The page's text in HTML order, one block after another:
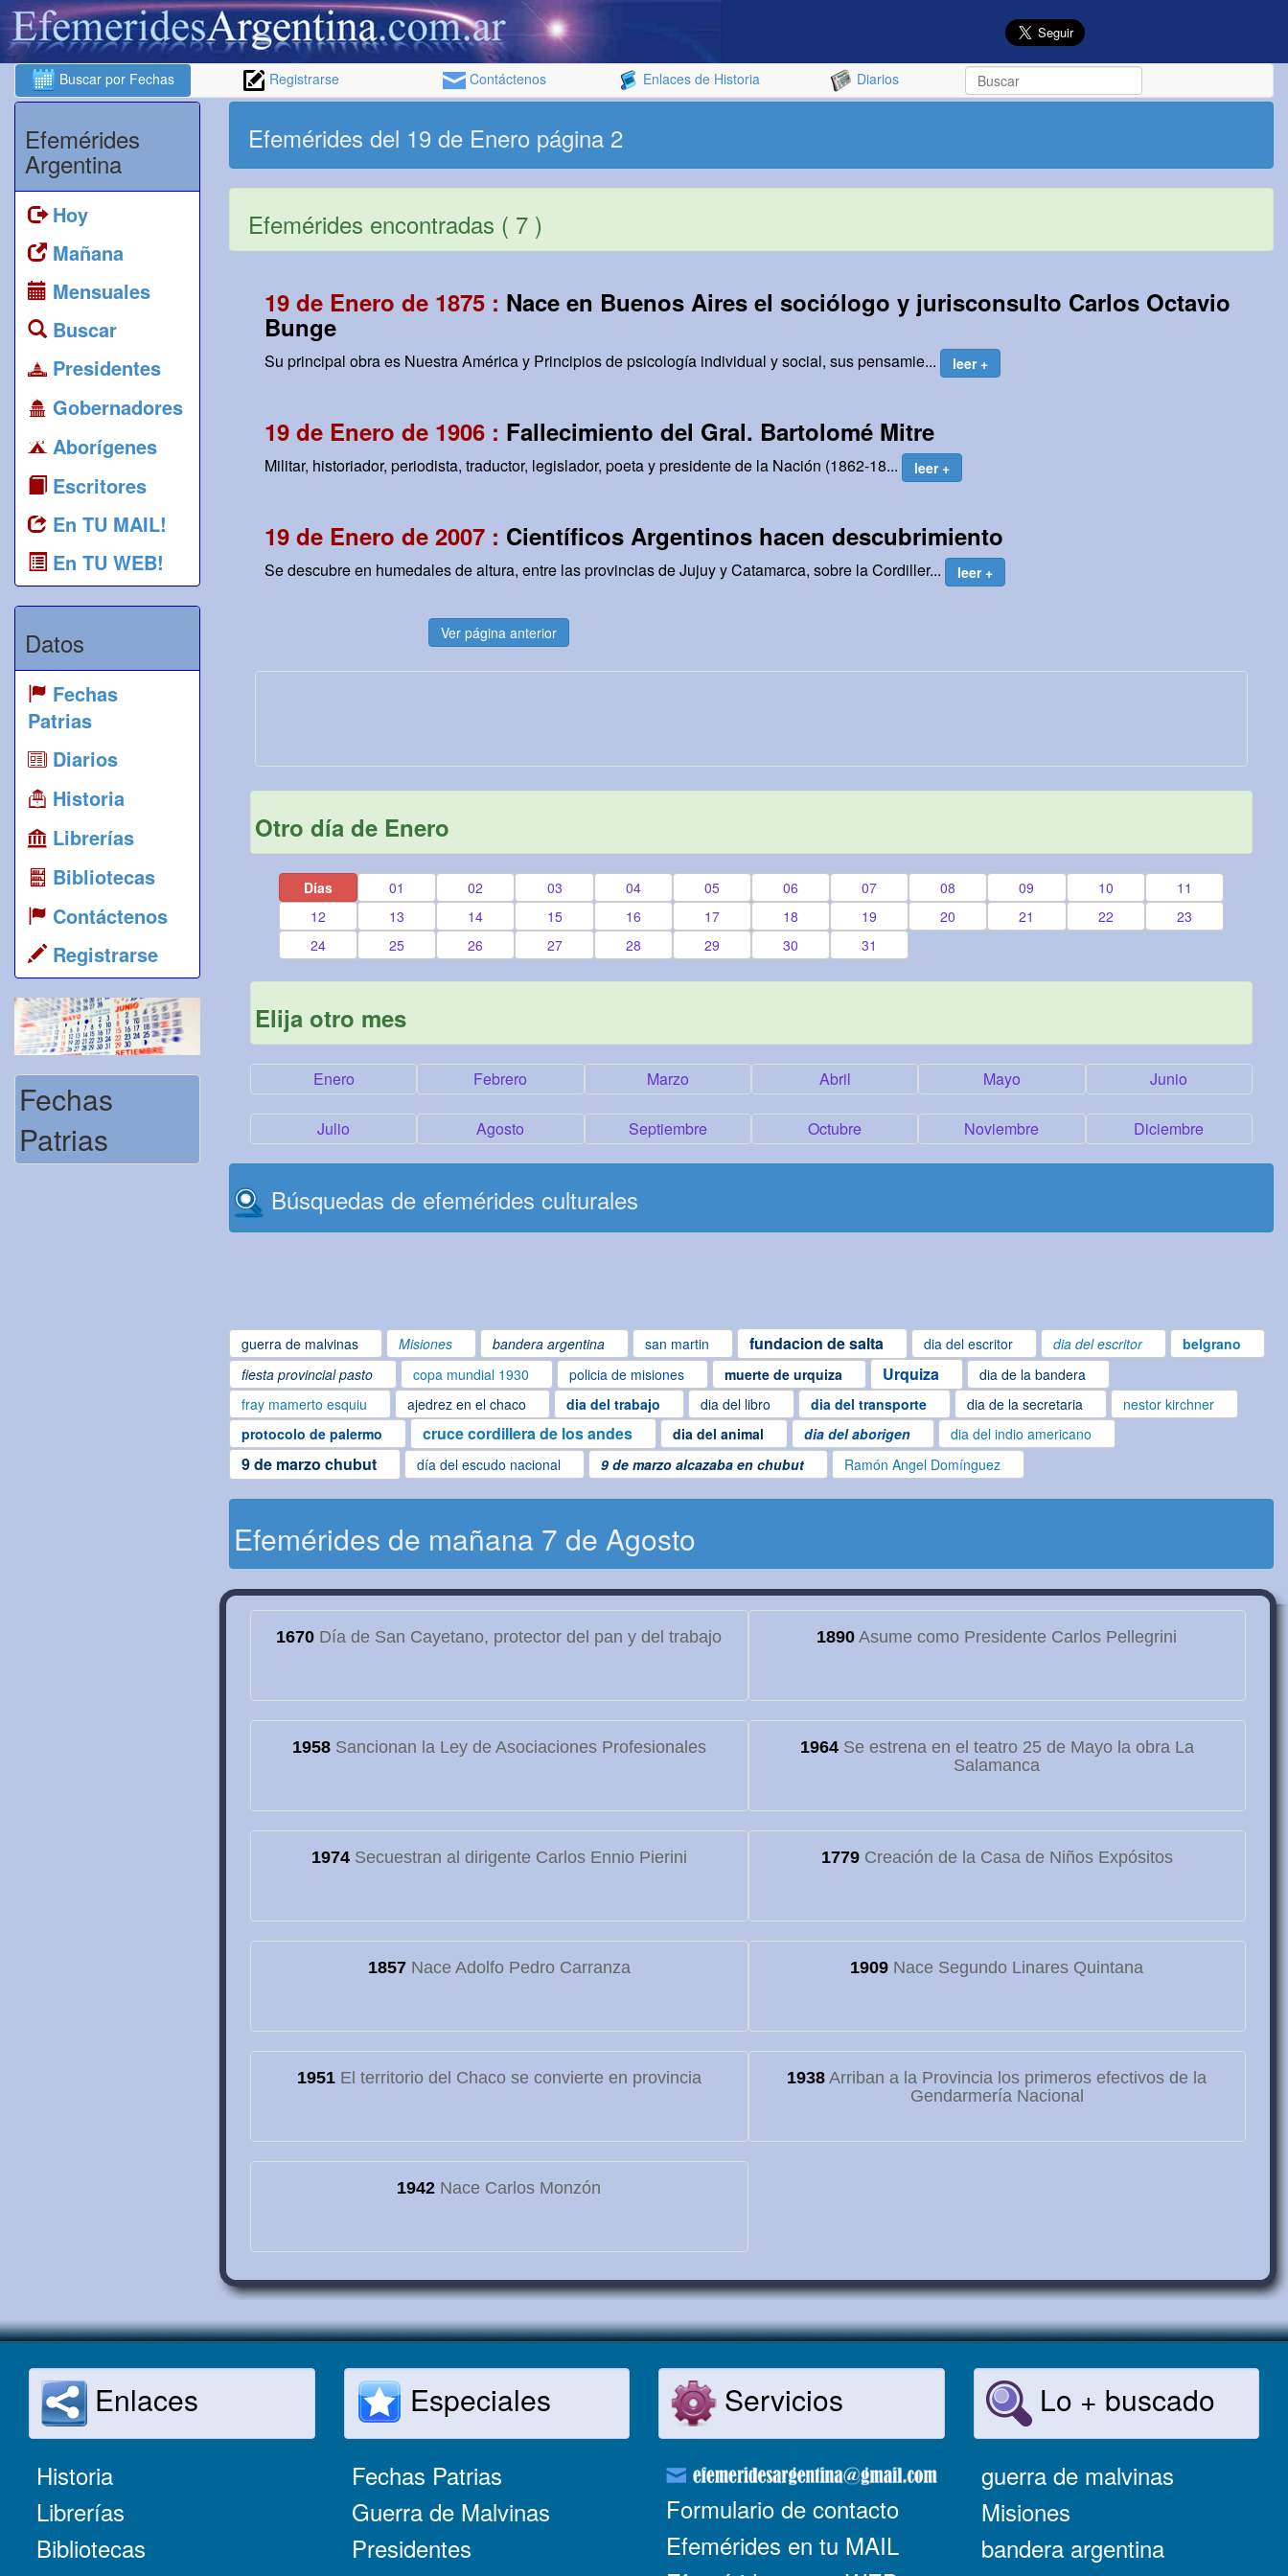
Buscar por Fechas Registrarse Contáctenos Enlaces de Historia Diarios
Efemérides
Argentina
Hoy
Mañana
Mensuales
Buscar
Presidentes
Gobernadores
Aborígenes
Escritores
En TU MAIL!
En TU WEB!
Datos
Fechas
Patrias
Diarios
Historia
Librerías
Bibliotecas
Contáctenos
Registrarse
Fechas
Patrias
Efemérides del 19 de Enero página 2
Efemérides encontradas ( 7 )
19 de Enero de 1875 : Nace en Buenos Aires el sociólogo y jurisconsulto Carlos Octavio
Bunge
Su principal obra es Nuestra América y Principios de psicología individual y social, sus pensamie... leer +
19 de Enero de 1906 : Fallecimiento del Gral. Bartolomé Mitre
Militar, historiador, periodista, traductor, legislador, poeta y presidente de la Nación (1862-18... leer +
19 de Enero de 2007 : Científicos Argentinos hacen descubrimiento
Se descubre en humedales de altura, entre las provincias de Jujuy y Catamarca, sobre la Cordiller... leer +
Ver página anterior
Otro día de Enero
Días 01 02 03 04 05 06 07 08 09 10
11
12
13 14 15 16 17 18 19 20 21 22
23
24
25 26 27 28 29 30 31
Elija otro mes
Enero Febrero Marzo Abril Mayo Junio
Julio Agosto Septiembre Octubre Noviembre Diciembre
Búsquedas de efemérides culturales
guerra de malvinas Misiones bandera argentina san martin fundacion de salta dia del escritor dia del escritor
belgrano
fiesta provincial pasto
copa mundial 1930 policia de misiones muerte de urquiza Urquiza
dia de la bandera
fray mamerto esquiu
ajedrez en el chaco dia del trabajo dia del libro dia del transporte dia de la secretaria
nestor kirchner
protocolo de palermo
cruce cordillera de los andes dia del animal dia del aborigen dia del indio americano
9 de marzo chubut día del escudo nacional 9 de marzo alcazaba en chubut Ramón Angel Domínguez
Efemérides de mañana 7 de Agosto
1670 Día de San Cayetano, protector del pan y del trabajo 1890 Asume como Presidente Carlos Pellegrini
1958Sancionan la Ley de Asociaciones Profesionales 1964Se estrena en el teatro 25 de Mayo la obra La
Salamanca
1974Secuestran al dirigente Carlos Ennio Pierini 1779Creación de la Casa de Niños Expósitos
1857Nace Adolfo Pedro Carranza 1909 Nace Segundo Linares Quintana
1951El territorio del Chaco se convierte en provincia 1938 Arriban a la Provincia los primeros efectivos de la
Gendarmería Nacional
1942 Nace Carlos Monzón
Enlaces
Historia
Librerías
Bibliotecas
Especiales
Fechas Patrias
Guerra de Malvinas
Presidentes
Servicios
Formulario de contacto
Efemérides en tu MAIL
Lo + buscado
guerra de malvinas
Misiones
bandera argentina